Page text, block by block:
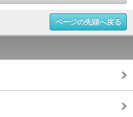
ページの先頭へ戻る